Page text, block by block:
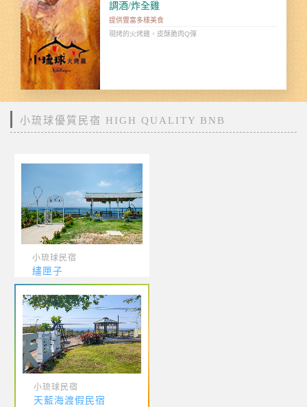
調酒/炸全雞
提供豐富多樣美食
現烤的火烤雞，皮酥脆肉Q彈
小琉球優質民宿 HIGH QUALITY BNB
小琉球民宿
繣匣子
小琉球民宿
天藍海渡假民宿